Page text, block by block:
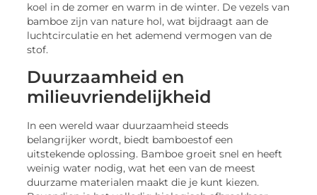
koel in de zomer en warm in de winter. De vezels van
bamboe zijn van nature hol, wat bijdraagt aan de
luchtcirculatie en het ademend vermogen van de
stof.
Duurzaamheid en
milieuvriendelijkheid
In een wereld waar duurzaamheid steeds
belangrijker wordt, biedt bamboestof een
uitstekende oplossing. Bamboe groeit snel en heeft
weinig water nodig, wat het een van de meest
duurzame materialen maakt die je kunt kiezen.